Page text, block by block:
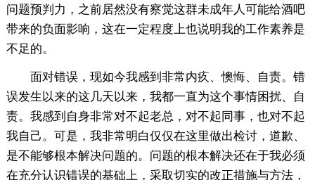
问题预判力，之前居然没有察觉这群未成年人可能给酒吧
带来的负面影响，这在一定程度上也说明我的工作素养是
不足的。
面对错误，现如今我感到非常内疚、懊悔、自责。错
误发生以来的这几天以来，我都一直为这个事情困扰、自
责。我感到自身非常对不起老总，对不起同事，也对不起
我自己。可是，我非常明白仅仅在这里做出检讨，道歉、
是不能够根本解决问题的。问题的根本解决还在于我必须
在充分认识错误的基础上，采取切实的改正措施与方法，